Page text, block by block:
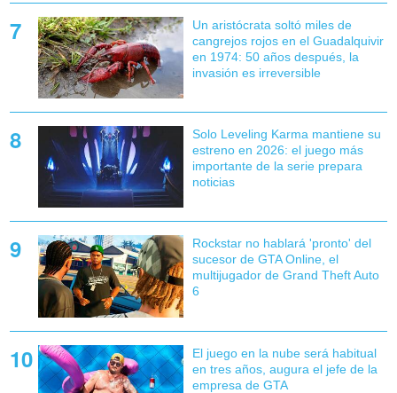
Un aristócrata soltó miles de
cangrejos rojos en el Guadalquivir
en 1974: 50 años después, la
invasión es irreversible
Solo Leveling Karma mantiene su
estreno en 2026: el juego más
importante de la serie prepara
noticias
Rockstar no hablará 'pronto' del
sucesor de GTA Online, el
multijugador de Grand Theft Auto
6
El juego en la nube será habitual
en tres años, augura el jefe de la
empresa de GTA